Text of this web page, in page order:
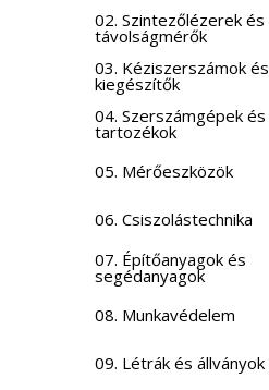
02. Szintezőlézerek és
távolságmérők
03. Kéziszerszámok és
kiegészítők
04. Szerszámgépek és
tartozékok
05. Mérőeszközök
06. Csiszolástechnika
07. Építőanyagok és
segédanyagok
08. Munkavédelem
09. Létrák és állványok